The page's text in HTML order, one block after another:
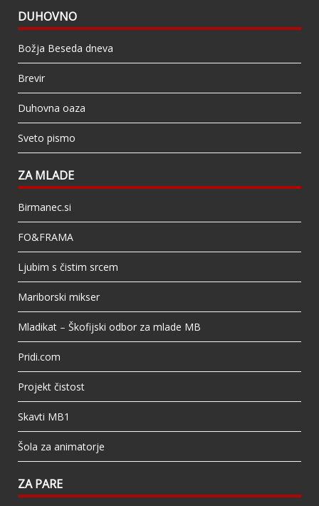
DUHOVNO
Božja Beseda dneva
Brevir
Duhovna oaza
Sveto pismo
ZA MLADE
Birmanec.si
FO&FRAMA
Ljubim s čistim srcem
Mariborski mikser
Mladikat – Škofijski odbor za mlade MB
Pridi.com
Projekt čistost
Skavti MB1
Šola za animatorje
ZA PARE